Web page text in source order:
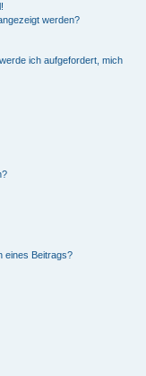
werden?
ich aufgefordert, mich
eines Beitrags?